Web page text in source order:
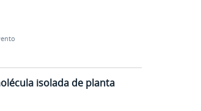
isolada de planta